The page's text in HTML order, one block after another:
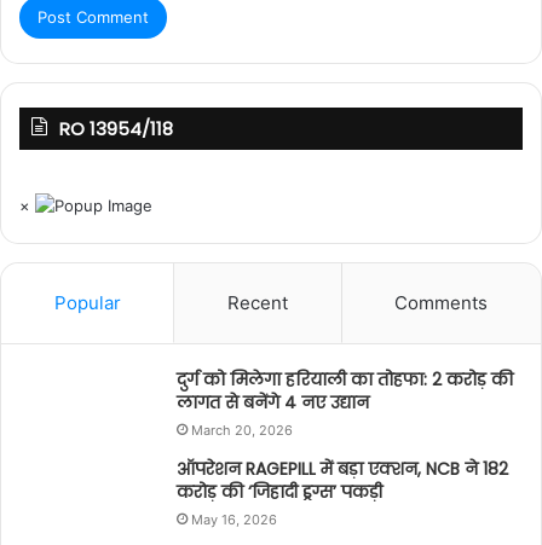
RO 13954/118
×
Popular Recent Comments
दुर्ग को मिलेगा हरियाली का तोहफा: 2 करोड़ की
लागत से बनेंगे 4 नए उद्यान
March 20, 2026
ऑपरेशन RAGEPILL में बड़ा एक्शन, NCB ने 182
करोड़ की ‘जिहादी ड्रग्स’ पकड़ी
May 16, 2026